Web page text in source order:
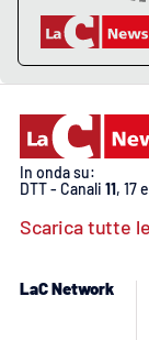
In onda su:
DTT - Canali 11, 17 e
Scarica tutte
LaC Network